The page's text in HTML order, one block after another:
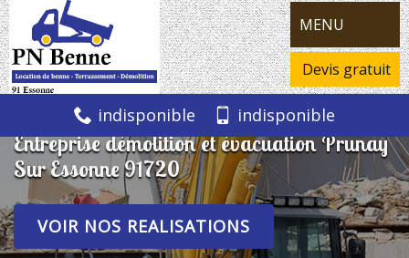
MENU
Devis gratuit
indisponible indisponible
Entreprise démolition et évacuation Prunay
Sur Essonne 91720
VOIR NOS REALISATIONS